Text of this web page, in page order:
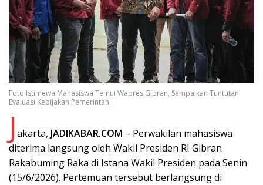
Foto Istimewa Mahasiswa Temui Wapres Gibran, Sampaikan Tuntutan
Evaluasi Kebijakan Pemerintah
Jakarta, JADIKABAR.COM – Perwakilan mahasiswa
diterima langsung oleh Wakil Presiden RI Gibran
Rakabuming Raka di Istana Wakil Presiden pada Senin
(15/6/2026). Pertemuan tersebut berlangsung di